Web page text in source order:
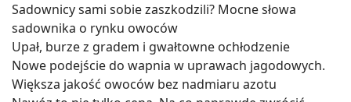
Sadownicy sami sobie zaszkodzili? Mocne słowa
sadownika o rynku owoców
Upał, burze z gradem i gwałtowne ochłodzenie
Nowe podejście do wapnia w uprawach jagodowych.
Większa jakość owoców bez nadmiaru azotu